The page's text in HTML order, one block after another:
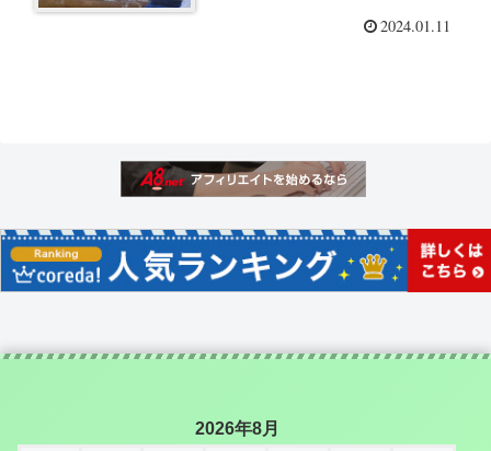
2024.01.11
2026年8月